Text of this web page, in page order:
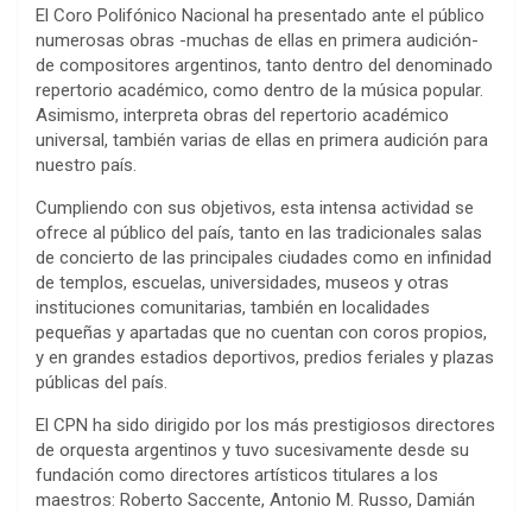
El Coro Polifónico Nacional ha presentado ante el público
numerosas obras -muchas de ellas en primera audición-
de compositores argentinos, tanto dentro del denominado
repertorio académico, como dentro de la música popular.
Asimismo, interpreta obras del repertorio académico
universal, también varias de ellas en primera audición para
nuestro país.
Cumpliendo con sus objetivos, esta intensa actividad se
ofrece al público del país, tanto en las tradicionales salas
de concierto de las principales ciudades como en infinidad
de templos, escuelas, universidades, museos y otras
instituciones comunitarias, también en localidades
pequeñas y apartadas que no cuentan con coros propios,
y en grandes estadios deportivos, predios feriales y plazas
públicas del país.
El CPN ha sido dirigido por los más prestigiosos directores
de orquesta argentinos y tuvo sucesivamente desde su
fundación como directores artísticos titulares a los
maestros: Roberto Saccente, Antonio M. Russo, Damián